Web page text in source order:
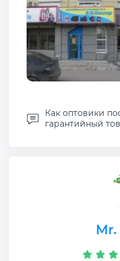
Как оптовики
гарантийный